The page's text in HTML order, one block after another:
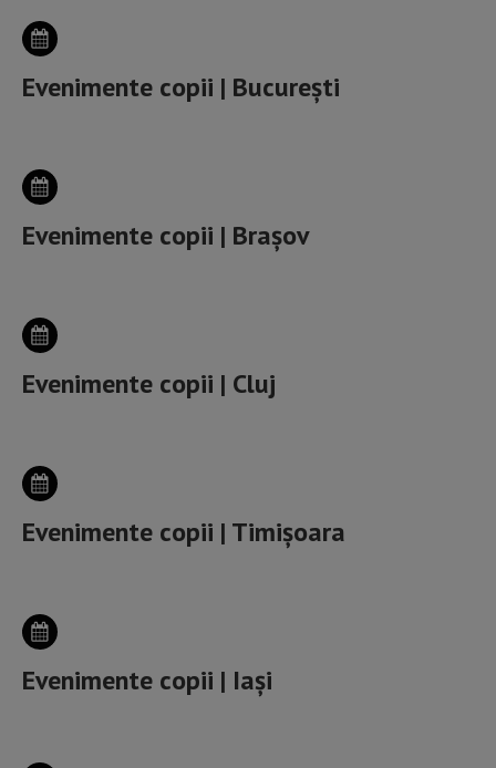
Evenimente copii | București
Evenimente copii | Brașov
Evenimente copii | Cluj
Evenimente copii | Timișoara
Evenimente copii | Iași